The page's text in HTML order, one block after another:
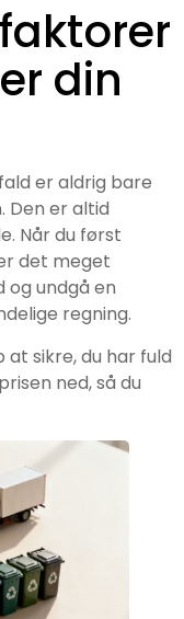
din
er aldrig bare
Den er altid
Når du først
det meget
undgå en
regning.
sikre, du har fuld
ned, så du